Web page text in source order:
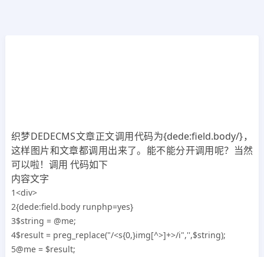
织梦DEDECMS文章正文调用代码为{dede:field.body/}，
这样图片和文章都调用出来了。能不能分开调用呢？当然
可以啦！调用 代码如下
内容文字
1<div>
2{dede:field.body runphp=yes}
3$string = @me;
4$result = preg_replace("/<s{0,}img[^>]+>/i",'',$string);
5@me = $result;